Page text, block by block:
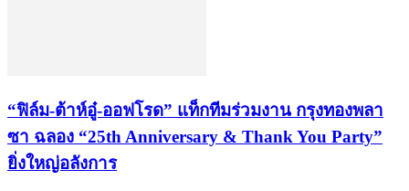
“ฟิล์ม-ต้าห์อู๋-ออฟโรด” แท็กทีมร่วมงาน กรุงทองพลา
ซา ฉลอง “25th Anniversary & Thank You Party”
ยิ่งใหญ่อลังการ